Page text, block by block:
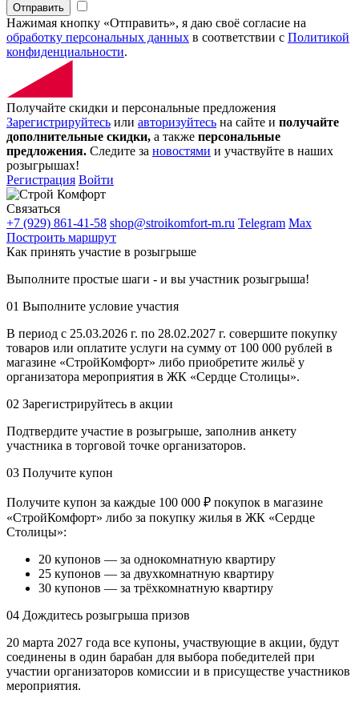
Отправить
Нажимая кнопку «Отправить», я даю своё согласие на
обработку персональных данных в соответствии с Политикой
конфиденциальности.
Получайте скидки и персональные предложения
Зарегистрируйтесь или авторизуйтесь на сайте и получайте
дополнительные скидки, а также персональные
предложения. Следите за новостями и участвуйте в наших
розыгрышах!
Регистрация Войти
Связаться
+7 (929) 861-41-58 shop@stroikomfort-m.ru Telegram Max
Построить маршрут
Как принять участие в розыгрыше
Выполните простые шаги - и вы участник розыгрыша!
01 Выполните условие участия
В период с 25.03.2026 г. по 28.02.2027 г. совершите покупку
товаров или оплатите услуги на сумму от 100 000 рублей в
магазине «СтройКомфорт» либо приобретите жильё у
организатора мероприятия в ЖК «Сердце Столицы».
02 Зарегистрируйтесь в акции
Подтвердите участие в розыгрыше, заполнив анкету
участника в торговой точке организаторов.
03 Получите купон
Получите купон за каждые 100 000 ₽ покупок в магазине
«СтройКомфорт» либо за покупку жилья в ЖК «Сердце
Столицы»:
20 купонов — за однокомнатную квартиру
25 купонов — за двухкомнатную квартиру
30 купонов — за трёхкомнатную квартиру
04 Дождитесь розыгрыша призов
20 марта 2027 года все купоны, участвующие в акции, будут
соединены в один барабан для выбора победителей при
участии организаторов комиссии и в присуществе участников
мероприятия.